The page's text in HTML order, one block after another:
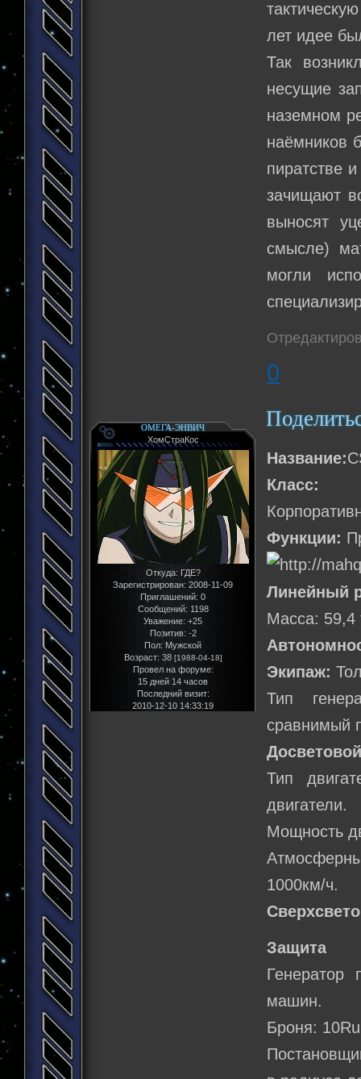
лет идее
Так
несущие
наземном
наёмников
пиратстве
зачищают
выносят
смысле)
могли
0
ОМЕГА-ЭНВИЧ
ХомСтраКос
Откуда: ГДЕ?
Зарегистрирован: 2008-11-09
Приглашений: 0
Сообщений: 1198
Уважение: +25
Позитив: -2
Пол: Мужской
Возраст: 38[1988-04-18]
Провел на форуме:
15 дней 14 часов
Последний визит:
2010-12-10 14:33:19
Название:
Класс:
Функции:
Линейный
Масса: 59,4
Экипаж:
Тип
сравнимый
Тип
двигатели.
Мощность
1000км/ч.
Защита
Генератор
машин.
Броня: